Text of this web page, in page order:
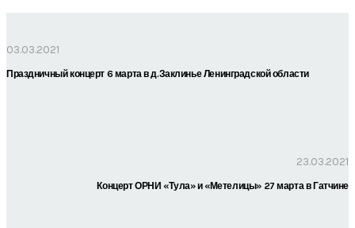
03.03.2021
Праздничный концерт 6 марта в д.Заклинье Ленинградской области
23.03.2021
Концерт ОРНИ «Тула» и «Метелицы» 27 марта в Гатчине